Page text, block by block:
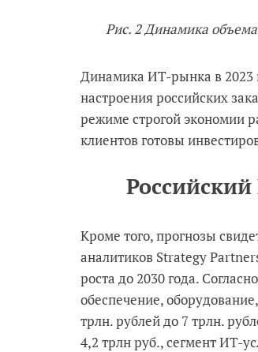
Рис. 2 Динамика
Динамика ИТ-рынка в 2023
настроения российских
режиме строгой экономии
клиентов готовы
Кроме того, прогнозы
аналитиков Strategy
роста до 2030 года.
обеспечение,
трлн. рублей до 7 трлн.
4,2 трлн руб., сегмент ИТ-